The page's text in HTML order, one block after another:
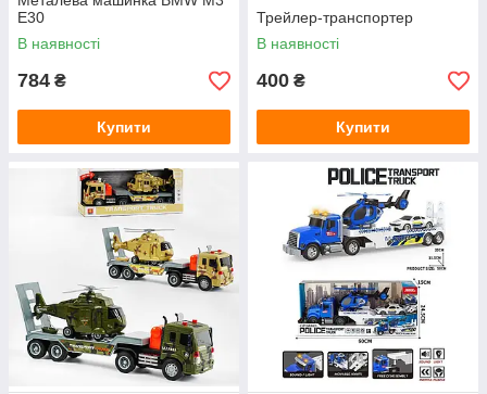
E30
В наявності
784 ₴
Купити
Трейлер-транспортер
В наявності
400 ₴
Купити